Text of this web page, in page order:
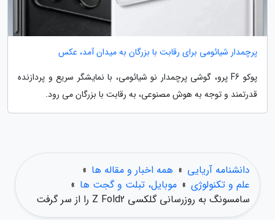
پرچمدار شیائومی برای رقابت با بزرگان به میدان آمد، عکس
پوکو F6 پرو، گوشی پرچمدار نو شیائومی، با نمایشگر سریع و پردازنده
قدرتمند و توجه به هوش مصنوعی، به رقابت با بزرگان می رود.
دانشنامه آریایی » همه اخبار و مقاله ها »
علم و تکنولوژی » موبایل، تبلت و گجت ها »
سامسونگ به روزرسانی گلکسی Z Fold2 را از سر گرفت